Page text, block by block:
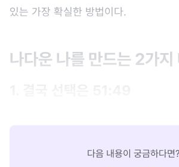
있는 가장 확실한 방법이다.
나다운 나를 만드는 2가지
다음 내용이 궁금하다면?